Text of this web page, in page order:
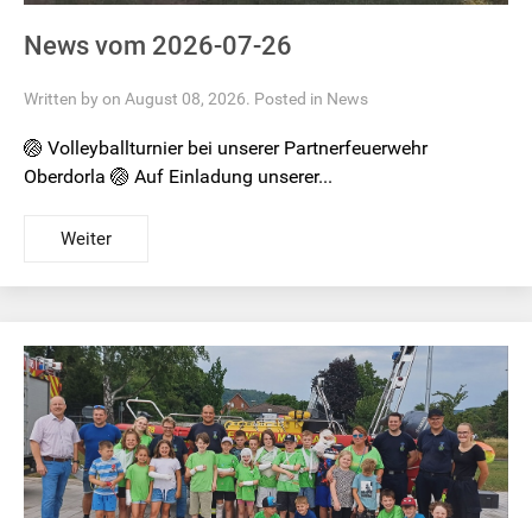
News vom 2026-07-26
Written by on August 08, 2026. Posted in News
🏐 Volleyballturnier bei unserer Partnerfeuerwehr
Oberdorla 🏐 Auf Einladung unserer...
Weiter